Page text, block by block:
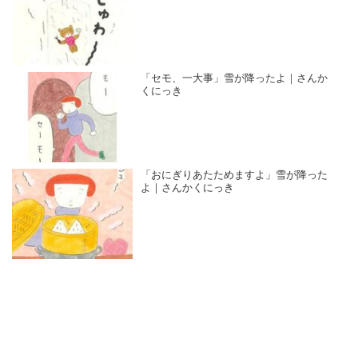
「セモ、一大事」雪が降ったよ｜さんか
くにっき
「おにぎりあたためますよ」雪が降った
よ｜さんかくにっき